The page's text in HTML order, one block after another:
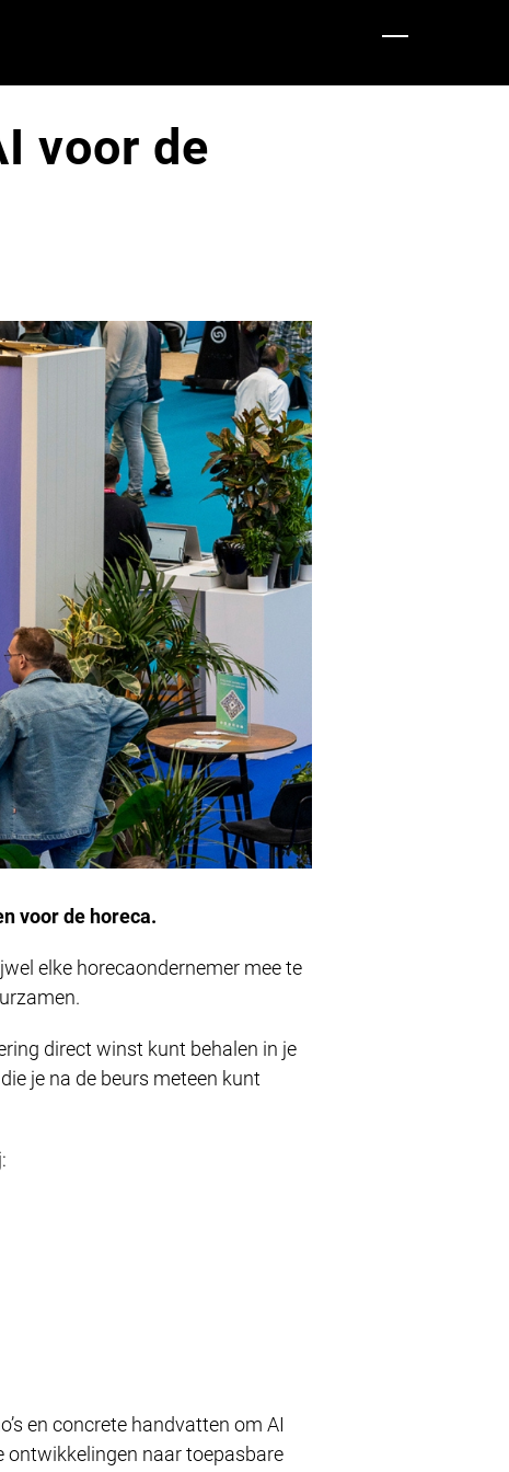
voor de
voor de horeca.
elke horecaondernemer mee te
direct winst kunt behalen in je
je na de beurs meteen kunt
en concrete handvatten om AI
ontwikkelingen naar toepasbare